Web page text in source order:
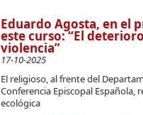
Eduardo Agosta, en el
este curso: “El
violencia”
17-10-2025
El religioso, al frente del
Conferencia Episcopal
ecológica